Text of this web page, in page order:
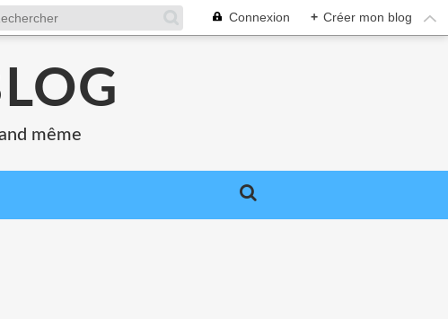
Connexion + Créer mon blog
même